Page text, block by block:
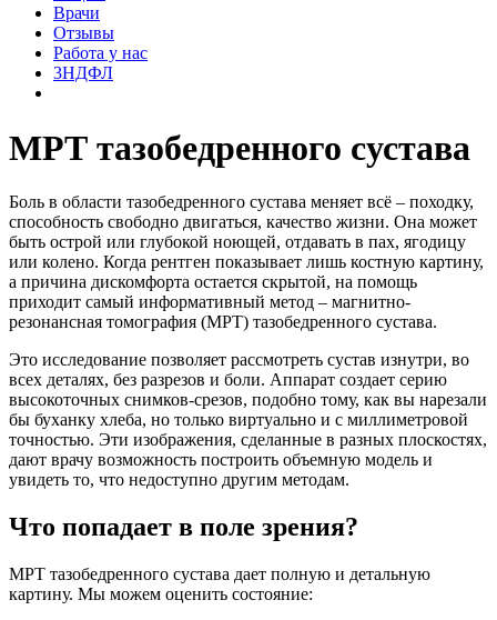
Врачи
Отзывы
Работа у нас
3НДФЛ
МРТ тазобедренного сустава
Боль в области тазобедренного сустава меняет всё – походку,
способность свободно двигаться, качество жизни. Она может
быть острой или глубокой ноющей, отдавать в пах, ягодицу
или колено. Когда рентген показывает лишь костную картину,
а причина дискомфорта остается скрытой, на помощь
приходит самый информативный метод – магнитно-
резонансная томография (МРТ) тазобедренного сустава.
Это исследование позволяет рассмотреть сустав изнутри, во
всех деталях, без разрезов и боли. Аппарат создает серию
высокоточных снимков-срезов, подобно тому, как вы нарезали
бы буханку хлеба, но только виртуально и с миллиметровой
точностью. Эти изображения, сделанные в разных плоскостях,
дают врачу возможность построить объемную модель и
увидеть то, что недоступно другим методам.
Что попадает в поле зрения?
МРТ тазобедренного сустава дает полную и детальную
картину. Мы можем оценить состояние: